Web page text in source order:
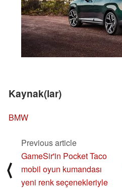
Kaynak(lar)
BMW
⟨
Previous article
GameSir'in Pocket Taco
mobil oyun kumandası
yeni renk seçenekleriyle